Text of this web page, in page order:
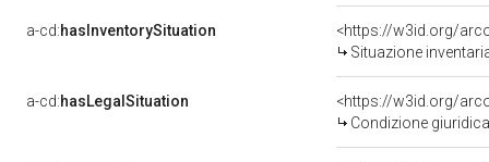
a-cd:hasInventorySituation
<https://w3id.org/
Situazione
a-cd:hasLegalSituation
<https://w3id.org/
Condizione